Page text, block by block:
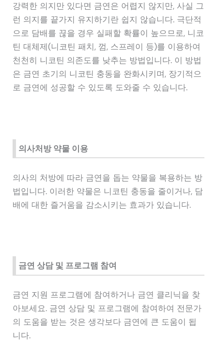
강력한 의지만 있다면 금연은 어렵지 않지만, 사실 그
런 의지를 끝가지 유지하기란 쉽지 않습니다. 극단적
으로 담배를 끊을 경우 실패할 확률이 높으므로, 니코
틴 대체제(니코틴 패치, 껌, 스프레이 등)를 이용하여
천천히 니코틴 의존도를 낮추는 방법입니다. 이 방법
은 금연 초기의 니코틴 충동을 완화시키며, 장기적으
로 금연에 성공할 수 있도록 도와줄 수 있습니다.
의사처방 약물 이용
의사의 처방에 따라 금연을 돕는 약물을 복용하는 방
법입니다. 이러한 약물은 니코틴 충동을 줄이거나, 담
배에 대한 즐거움을 감소시키는 효과가 있습니다.
금연 상담 및 프로그램 참여
금연 지원 프로그램에 참여하거나 금연 클리닉을 찾
아보세요. 금연 상담 및 프로그램에 참여하여 전문가
의 도움을 받는 것은 생각보다 금연에 큰 도움이 됩
니다.